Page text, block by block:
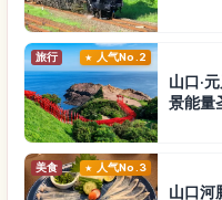
旅行 人气No.2
山口·
景能量
美食 人气No.3
山口河